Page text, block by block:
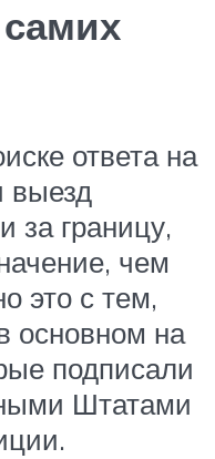
ответа на
выезд
за границу,
чем
это с тем,
основном на
подписали
Штатами